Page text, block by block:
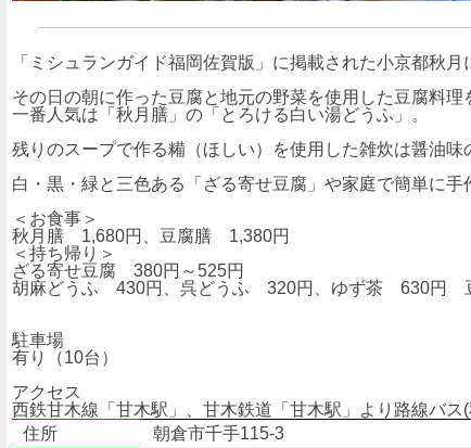
「ミシュランガイド福岡佐賀版」に掲載された小京都秋月
その日の朝に作った豆腐と地元の野菜を使用した豆腐料理
一番人気は「秋月膳」の「とろける白い湯どうふ」。
残りのスープで作る糒（ほしい）を使用した雑炊は醤油味
白・黒・緑と三色ある「ざる寄せ豆腐」や家庭で簡単に
＜お食事＞
秋月膳 1,680円、豆腐膳 1,380円
＜持ち帰り＞
ざる寄せ豆腐 380円～525円
胡麻どうふ 430円、呉どうふ 320円、ゆず茶 630
駐車場
有り（10台）
アクセス
西鉄甘木線「甘木駅」、甘木鉄道「甘木駅」より路線バ
住所
朝倉市千手115-3